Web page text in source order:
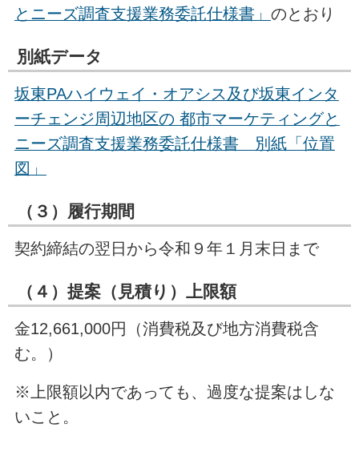
とニーズ調査支援業務委託仕様書」 のとおり
別紙データ
坂東PAハイウェイ・オアシス及び坂東インタ
ーチェンジ周辺地区の 都市マーケティングと
ニーズ調査支援業務委託仕様書 別紙「位置
図」
（３）履行期間
契約締結の翌日から令和９年１月末日まで
（４）提案（見積り）上限額
金12,661,000円（消費税及び地方消費税含
む。）
※上限額以内であっても、過度な提案はしな
いこと。